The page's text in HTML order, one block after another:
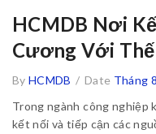
HCMDB Nơi
Cương Với
ByHCMDB / Date Tháng
Trong ngành công nghiệp
kết nối và tiếp cận các